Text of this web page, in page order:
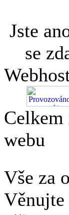
Jste
se
Celkem
webu
Vše za
Věnujte